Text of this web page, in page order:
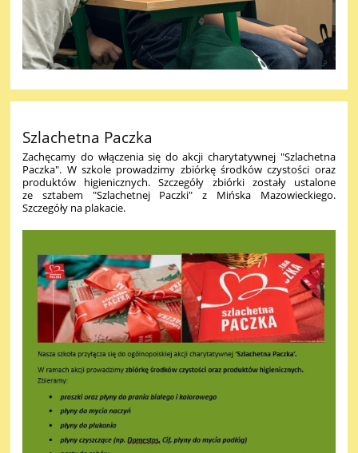
Szlachetna Paczka
Zachęcamy do włączenia się do akcji charytatywnej "Szlachetna
Paczka". W szkole prowadzimy zbiórkę środków czystości oraz
produktów higienicznych. Szczegóły zbiórki zostały ustalone
ze sztabem "Szlachetnej Paczki" z Mińska Mazowieckiego.
Szczegóły na plakacie.